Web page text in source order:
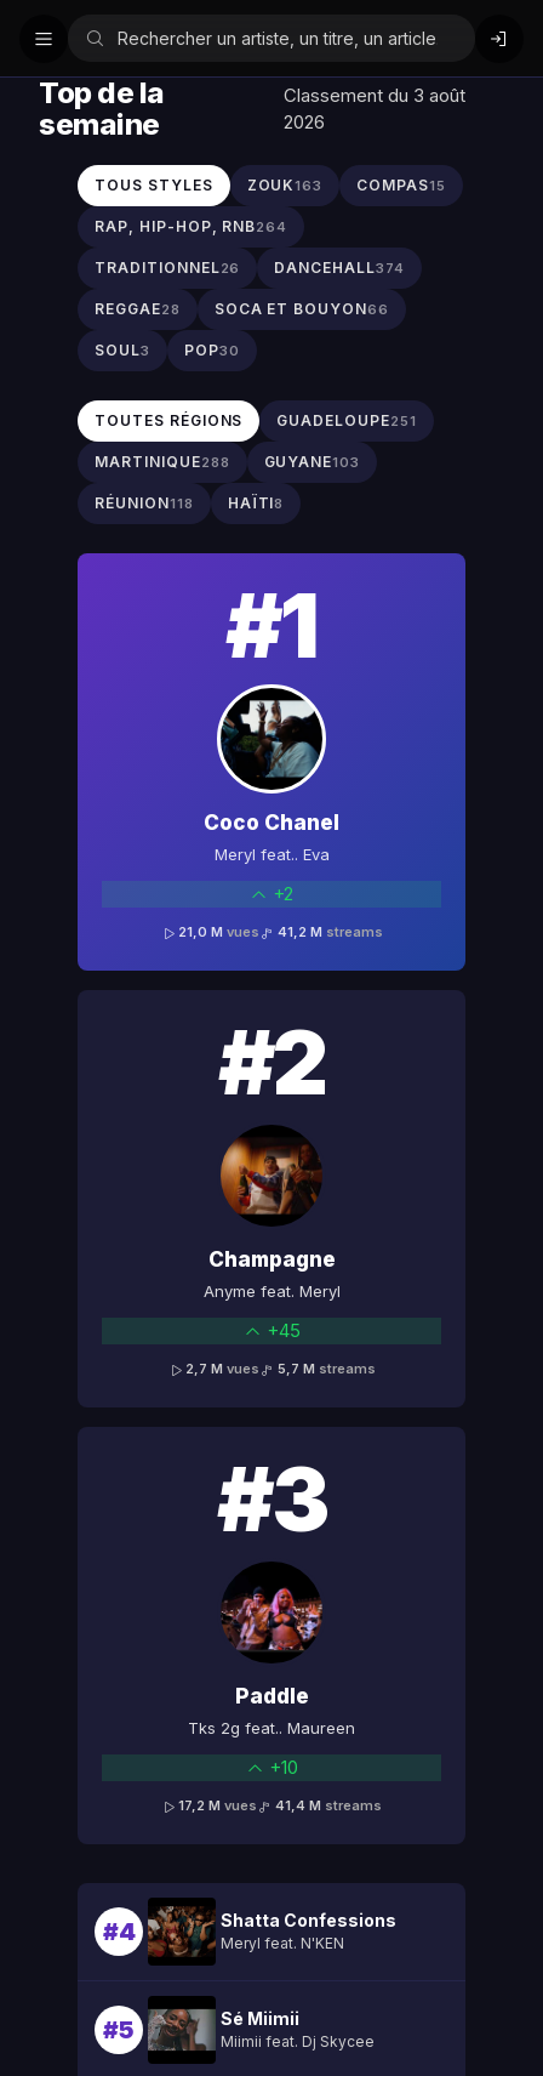
Top de la
semaine
Classement du 3 août
2026
TOUS STYLES ZOUK163 COMPAS15
RAP, HIP-HOP, RNB264
TRADITIONNEL26 DANCEHALL374
REGGAE28 SOCA ET BOUYON66
SOUL3 POP30
TOUTES RÉGIONS GUADELOUPE251
MARTINIQUE288 GUYANE103
RÉUNION118 HAÏTI8
#2
Champagne
Anyme feat. Meryl
+45
2,7 M vues 5,7 M streams
#1
Coco Chanel
Meryl feat.. Eva
+2
21,0 M vues 41,2 M streams
#3
Paddle
Tks 2g feat.. Maureen
+10
17,2 M vues 41,4 M streams
#4 Shatta Confessions
Meryl feat. N'KEN
#5 Sé Miimii
Miimii feat. Dj Skycee